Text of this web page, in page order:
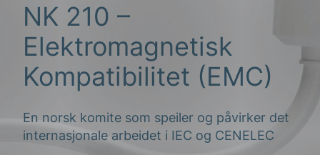
NK 210 –
Elektromagnetisk
Kompatibilitet (EMC)
En norsk komite som speiler og påvirker det
internasjonale arbeidet i IEC og CENELEC